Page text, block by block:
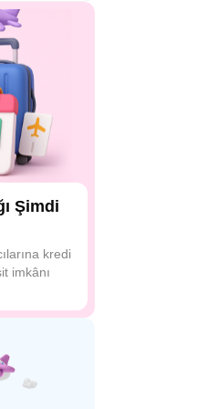
Şimdi
kredi
imkânı